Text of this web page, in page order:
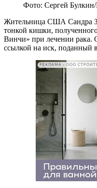
Фото: Сергей
Жительница США Сандра
тонкой кишки,
Винчи» при лечении рака.
ссылкой на иск, поданный